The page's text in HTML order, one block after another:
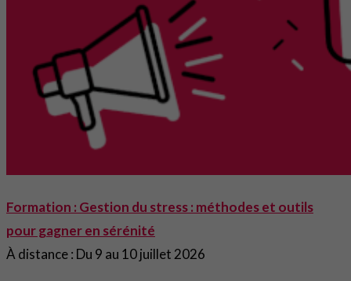
Formation : Gestion du stress : méthodes et outils
pour gagner en sérénité
À distance : Du 9 au 10 juillet 2026